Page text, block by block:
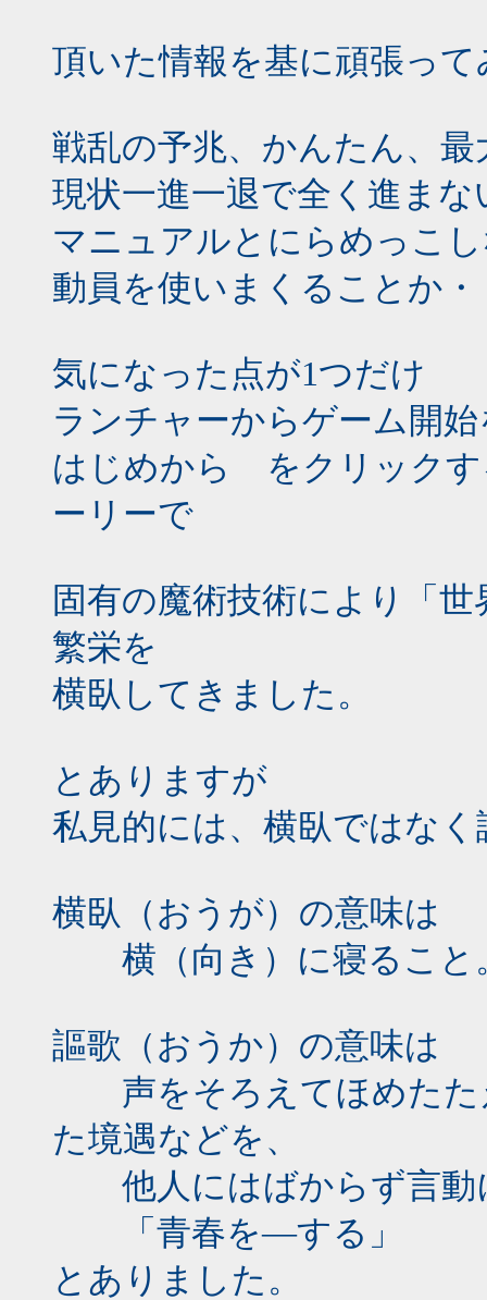
頂いた情報を基に頑張っ
戦乱の予兆、かんたん、
現状一進一退で全く進まな
マニュアルとにらめっこ
動員を使いまくることか・
気になった点が1つだけ
ランチャーからゲーム開
はじめから をクリックす
ーリーで
固有の魔術技術により「
繁栄を
横臥してきました。
とありますが
私見的には、横臥ではな
横臥（おうが）の意味は
横（向き）に寝ること
謳歌（おうか）の意味は
声をそろえてほめたた
た境遇などを、
他人にはばからず言動
「青春を―する」
とありました。